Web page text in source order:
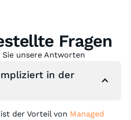
Fragen
unsere Antworten
in der
der Vorteil von Managed